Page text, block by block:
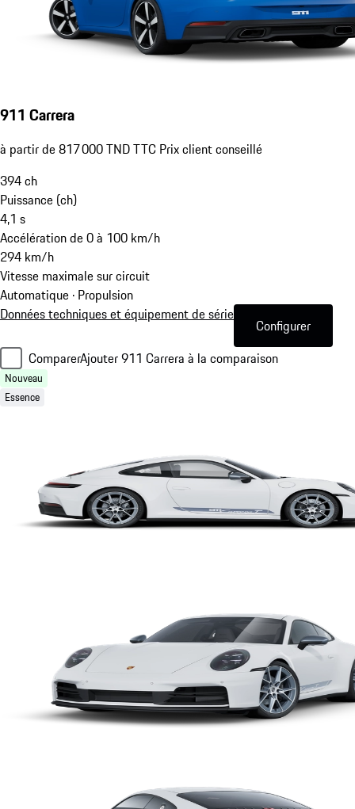
911 Carrera
à partir de 817 000 TND TTC Prix client conseillé
394ch
Puissance (ch)
4,1 s
Accélération de 0 à 100 km/h
294 km/h
Vitesse maximale sur circuit
Automatique · Propulsion
Données techniques et équipement de série
Configurer
ComparerAjouter 911 Carrera à la comparaison
Nouveau
Essence